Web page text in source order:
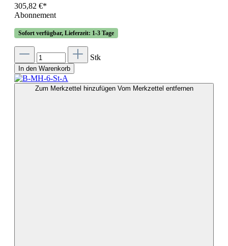
305,82 €*
Abonnement
Sofort verfügbar, Lieferzeit: 1-3 Tage
Stk
In den Warenkorb
Zum Merkzettel hinzufügen Vom Merkzettel entfernen